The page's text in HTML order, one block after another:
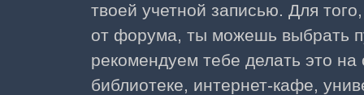
твоей учетной записью. Для
от форума, ты можешь выбрать
рекомендуем тебе делать это
библиотеке, интернет-кафе,